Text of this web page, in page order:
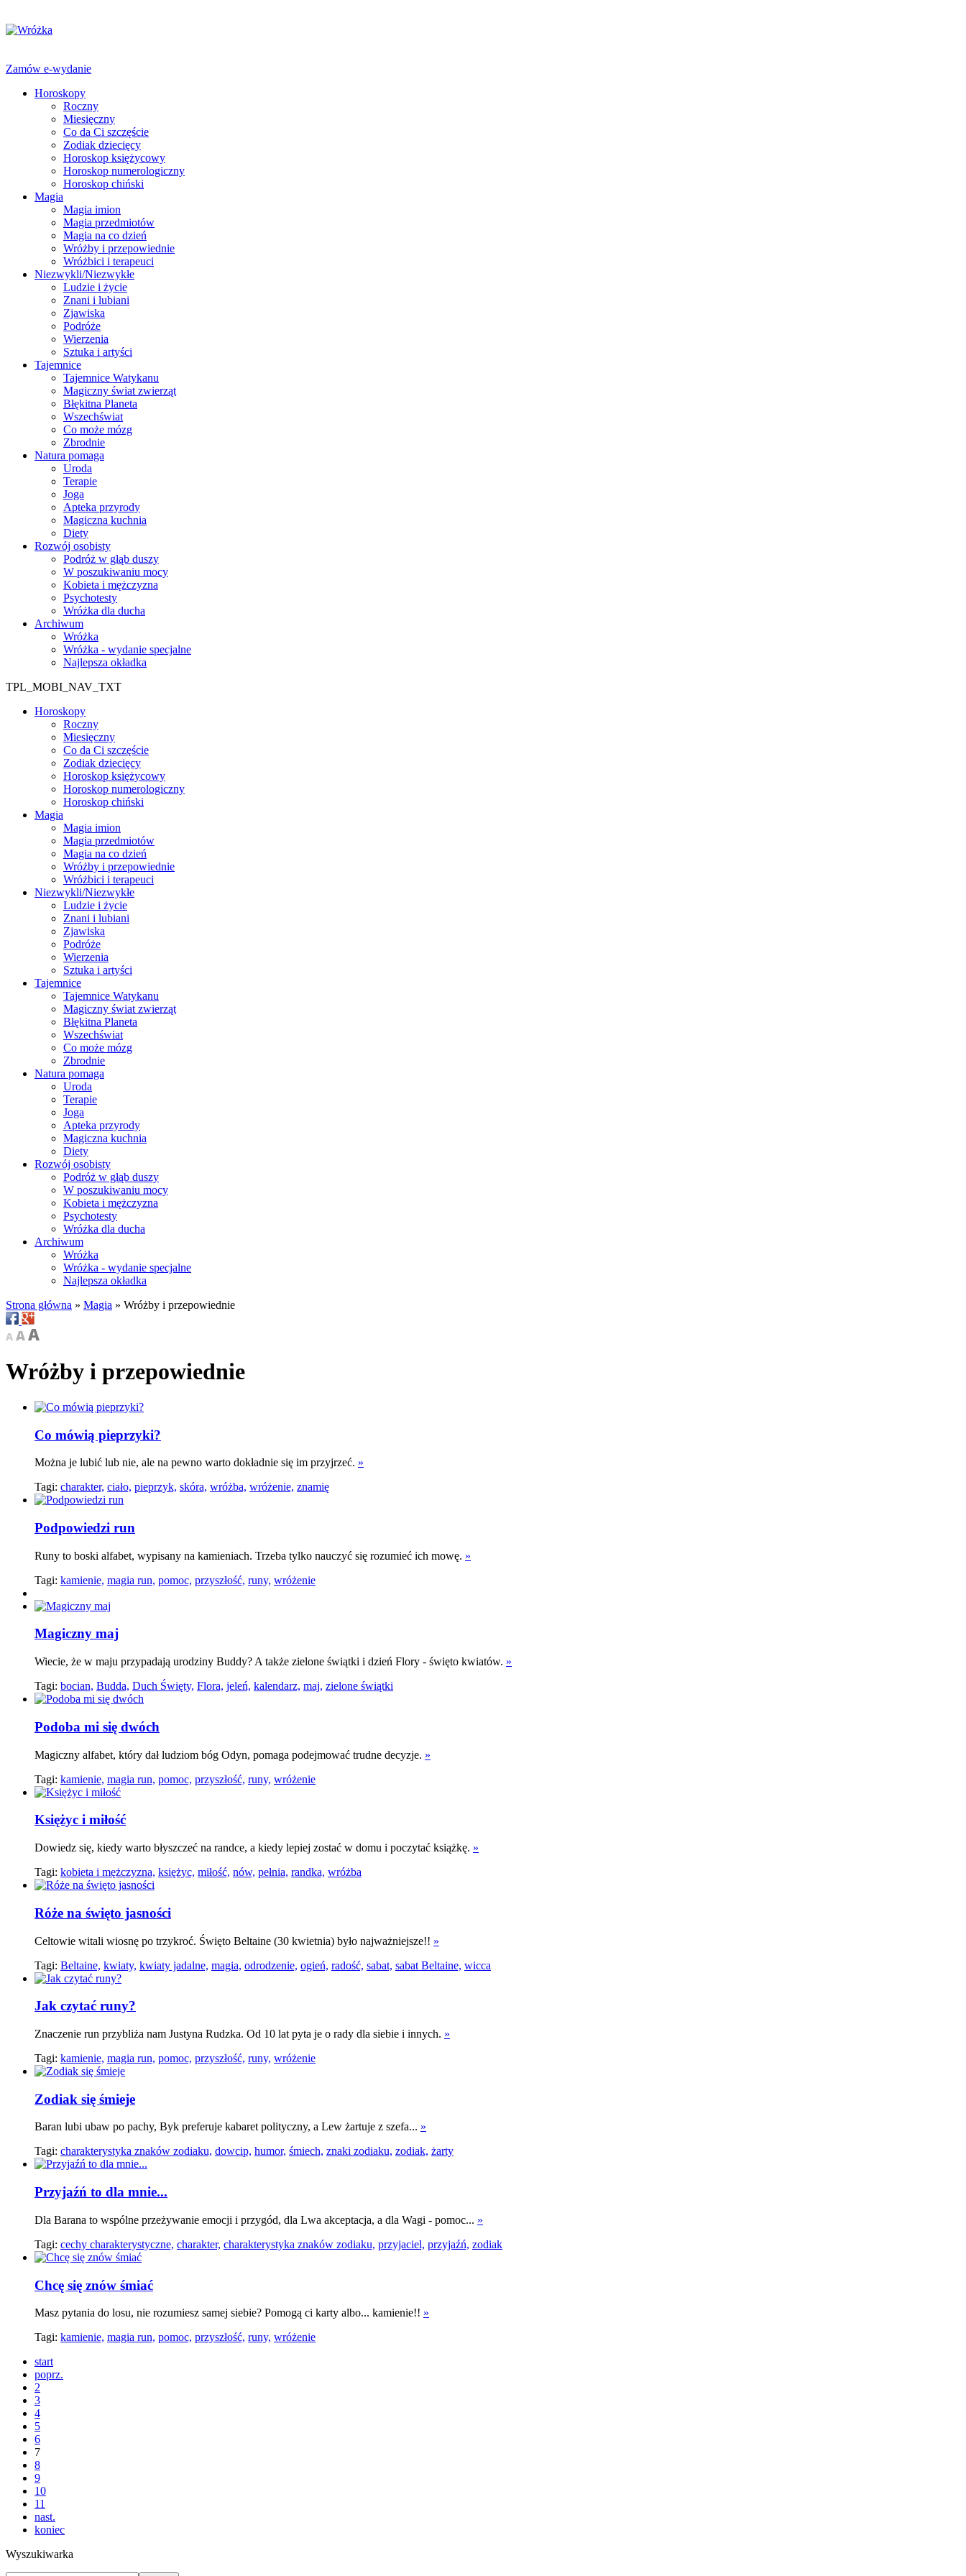
Zamów e-wydanie
Horoskopy
Roczny
Miesięczny
Co da Ci szczęście
Zodiak dziecięcy
Horoskop księżycowy
Horoskop numerologiczny
Horoskop chiński
Magia
Magia imion
Magia przedmiotów
Magia na co dzień
Wróżby i przepowiednie
Wróżbici i terapeuci
Niezwykli/Niezwykłe
Ludzie i życie
Znani i lubiani
Zjawiska
Podróże
Wierzenia
Sztuka i artyści
Tajemnice
Tajemnice Watykanu
Magiczny świat zwierząt
Błękitna Planeta
Wszechświat
Co może mózg
Zbrodnie
Natura pomaga
Uroda
Terapie
Joga
Apteka przyrody
Magiczna kuchnia
Diety
Rozwój osobisty
Podróż w głąb duszy
W poszukiwaniu mocy
Kobieta i mężczyzna
Psychotesty
Wróżka dla ducha
Archiwum
Wróżka
Wróżka - wydanie specjalne
Najlepsza okładka
TPL_MOBI_NAV_TXT
Horoskopy
Roczny
Miesięczny
Co da Ci szczęście
Zodiak dziecięcy
Horoskop księżycowy
Horoskop numerologiczny
Horoskop chiński
Magia
Magia imion
Magia przedmiotów
Magia na co dzień
Wróżby i przepowiednie
Wróżbici i terapeuci
Niezwykli/Niezwykłe
Ludzie i życie
Znani i lubiani
Zjawiska
Podróże
Wierzenia
Sztuka i artyści
Tajemnice
Tajemnice Watykanu
Magiczny świat zwierząt
Błękitna Planeta
Wszechświat
Co może mózg
Zbrodnie
Natura pomaga
Uroda
Terapie
Joga
Apteka przyrody
Magiczna kuchnia
Diety
Rozwój osobisty
Podróż w głąb duszy
W poszukiwaniu mocy
Kobieta i mężczyzna
Psychotesty
Wróżka dla ducha
Archiwum
Wróżka
Wróżka - wydanie specjalne
Najlepsza okładka
Strona główna » Magia » Wróżby i przepowiednie
Wróżby i przepowiednie
Co mówią pieprzyki?
Można je lubić lub nie, ale na pewno warto dokładnie się im przyjrzeć. »
Tagi: charakter, ciało, pieprzyk, skóra, wróżba, wróżenie, znamię
Podpowiedzi run
Runy to boski alfabet, wypisany na kamieniach. Trzeba tylko nauczyć się rozumieć ich mowę. »
Tagi: kamienie, magia run, pomoc, przyszłość, runy, wróżenie
Magiczny maj
Wiecie, że w maju przypadają urodziny Buddy? A także zielone świątki i dzień Flory - święto kwiatów. »
Tagi: bocian, Budda, Duch Święty, Flora, jeleń, kalendarz, maj, zielone świątki
Podoba mi się dwóch
Magiczny alfabet, który dał ludziom bóg Odyn, pomaga podejmować trudne decyzje. »
Tagi: kamienie, magia run, pomoc, przyszłość, runy, wróżenie
Księżyc i miłość
Dowiedz się, kiedy warto błyszczeć na randce, a kiedy lepiej zostać w domu i poczytać książkę. »
Tagi: kobieta i mężczyzna, księżyc, miłość, nów, pełnia, randka, wróżba
Róże na święto jasności
Celtowie witali wiosnę po trzykroć. Święto Beltaine (30 kwietnia) było najważniejsze!! »
Tagi: Beltaine, kwiaty, kwiaty jadalne, magia, odrodzenie, ogień, radość, sabat, sabat Beltaine, wicca
Jak czytać runy?
Znaczenie run przybliża nam Justyna Rudzka. Od 10 lat pyta je o rady dla siebie i innych. »
Tagi: kamienie, magia run, pomoc, przyszłość, runy, wróżenie
Zodiak się śmieje
Baran lubi ubaw po pachy, Byk preferuje kabaret polityczny, a Lew żartuje z szefa... »
Tagi: charakterystyka znaków zodiaku, dowcip, humor, śmiech, znaki zodiaku, zodiak, żarty
Przyjaźń to dla mnie...
Dla Barana to wspólne przeżywanie emocji i przygód, dla Lwa akceptacja, a dla Wagi - pomoc... »
Tagi: cechy charakterystyczne, charakter, charakterystyka znaków zodiaku, przyjaciel, przyjaźń, zodiak
Chcę się znów śmiać
Masz pytania do losu, nie rozumiesz samej siebie? Pomogą ci karty albo... kamienie!! »
Tagi: kamienie, magia run, pomoc, przyszłość, runy, wróżenie
start
poprz.
2
3
4
5
6
7
8
9
10
11
nast.
koniec
Wyszukiwarka